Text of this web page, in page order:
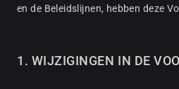
en de Beleidslijnen, hebben deze
1. WIJZIGINGEN IN DE